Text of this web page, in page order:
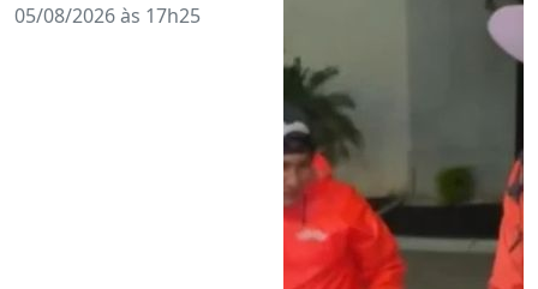
05/08/2026 às 17h25